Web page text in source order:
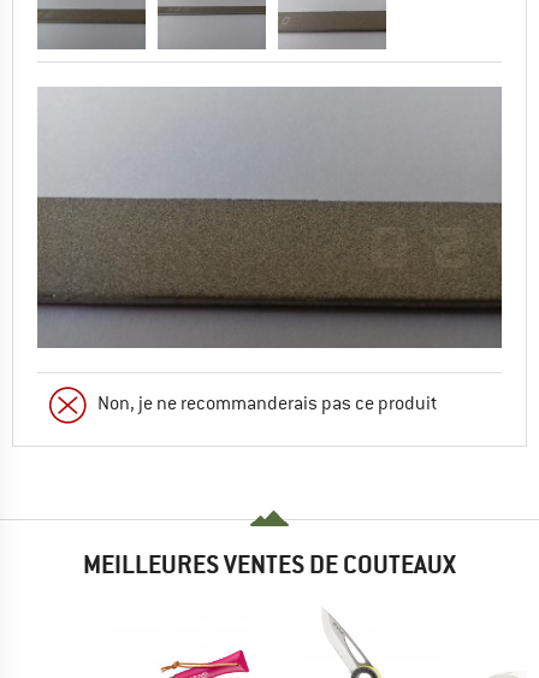
Non, je ne recommanderais pas ce produit
MEILLEURES VENTES DE COUTEAUX